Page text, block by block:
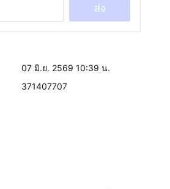
ส่ง
07 มิ.ย. 2569 10:39 น.
371407707